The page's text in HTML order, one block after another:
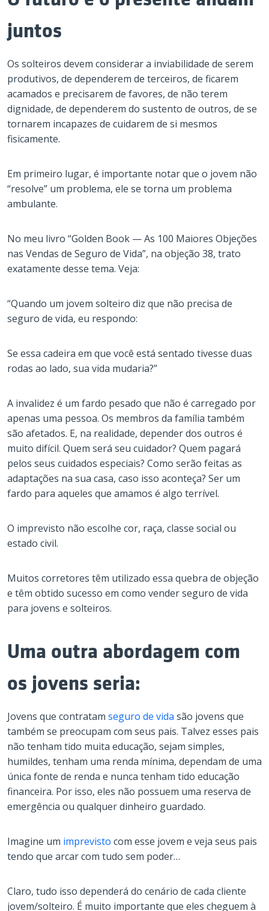
juntos
Os solteiros devem considerar a inviabilidade de serem
produtivos, de dependerem de terceiros, de ficarem
acamados e precisarem de favores, de não terem
dignidade, de dependerem do sustento de outros, de se
tornarem incapazes de cuidarem de si mesmos
fisicamente.
Em primeiro lugar, é importante notar que o jovem não
“resolve” um problema, ele se torna um problema
ambulante.
No meu livro “Golden Book — As 100 Maiores Objeções
nas Vendas de Seguro de Vida”, na objeção 38, trato
exatamente desse tema. Veja:
“Quando um jovem solteiro diz que não precisa de
seguro de vida, eu respondo:
Se essa cadeira em que você está sentado tivesse duas
rodas ao lado, sua vida mudaria?”
A invalidez é um fardo pesado que não é carregado por
apenas uma pessoa. Os membros da família também
são afetados. E, na realidade, depender dos outros é
muito difícil. Quem será seu cuidador? Quem pagará
pelos seus cuidados especiais? Como serão feitas as
adaptações na sua casa, caso isso aconteça? Ser um
fardo para aqueles que amamos é algo terrível.
O imprevisto não escolhe cor, raça, classe social ou
estado civil.
Muitos corretores têm utilizado essa quebra de objeção
e têm obtido sucesso em como vender seguro de vida
para jovens e solteiros.
Uma outra abordagem com
os jovens seria:
Jovens que contratam seguro de vida são jovens que
também se preocupam com seus pais. Talvez esses pais
não tenham tido muita educação, sejam simples,
humildes, tenham uma renda mínima, dependam de uma
única fonte de renda e nunca tenham tido educação
financeira. Por isso, eles não possuem uma reserva de
emergência ou qualquer dinheiro guardado.
Imagine um imprevisto com esse jovem e veja seus pais
tendo que arcar com tudo sem poder…
Claro, tudo isso dependerá do cenário de cada cliente
jovem/solteiro. É muito importante que eles cheguem à